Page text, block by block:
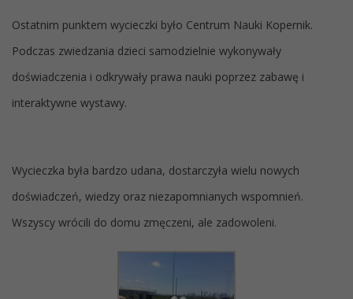
Ostatnim punktem wycieczki było Centrum Nauki Kopernik.
Podczas zwiedzania dzieci samodzielnie wykonywały
doświadczenia i odkrywały prawa nauki poprzez zabawę i
interaktywne wystawy.
Wycieczka była bardzo udana, dostarczyła wielu nowych
doświadczeń, wiedzy oraz niezapomnianych wspomnień.
Wszyscy wrócili do domu zmęczeni, ale zadowoleni.